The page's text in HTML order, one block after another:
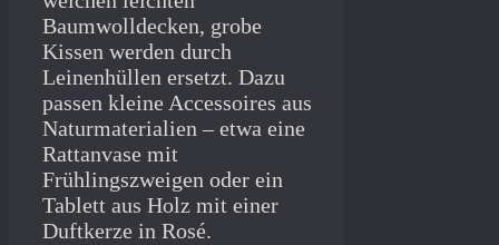
Baumwolldecken, grobe
Kissen werden durch
Leinenhüllen ersetzt. Dazu
passen kleine Accessoires aus
Naturmaterialien – etwa eine
Rattanvase mit
Frühlingszweigen oder ein
Tablett aus Holz mit einer
Duftkerze in Rosé.